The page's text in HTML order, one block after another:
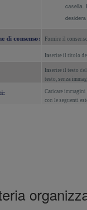
casella.
di consenso: Fornire il
Inserire il titolo
Inserire il testo
testo, senza
Caricare
con le seguenti